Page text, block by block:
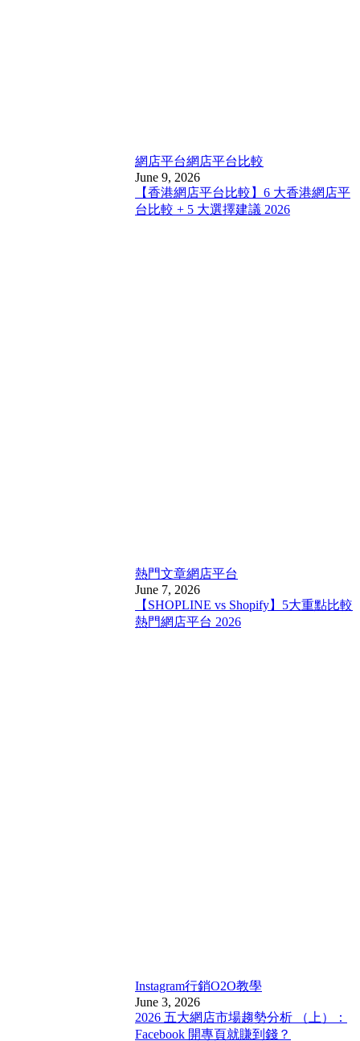
網店平台網店平台比較
June 9, 2026
【香港網店平台比較】6 大香港網店平
台比較 + 5 大選擇建議 2026
熱門文章網店平台
June 7, 2026
【SHOPLINE vs Shopify】5大重點比較
熱門網店平台 2026
Instagram行銷O2O教學
June 3, 2026
2026 五大網店市場趨勢分析 （上）：
Facebook 開專頁就賺到錢？